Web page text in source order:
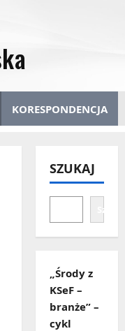
KORESPONDENCJA
SZUKAJ
„Środy z
KSeF –
branże” –
cykl